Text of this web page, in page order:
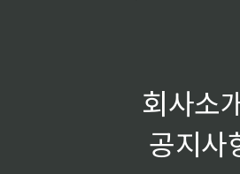
회사소
공지사